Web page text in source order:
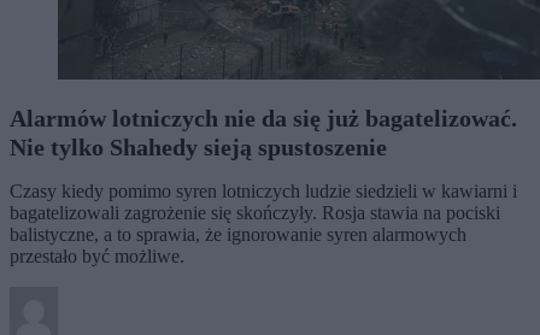
Alarmów lotniczych nie da się już bagatelizować.
Nie tylko Shahedy sieją spustoszenie
Czasy kiedy pomimo syren lotniczych ludzie siedzieli w kawiarni i
bagatelizowali zagrożenie się skończyły. Rosja stawia na pociski
balistyczne, a to sprawia, że ignorowanie syren alarmowych
przestało być możliwe.